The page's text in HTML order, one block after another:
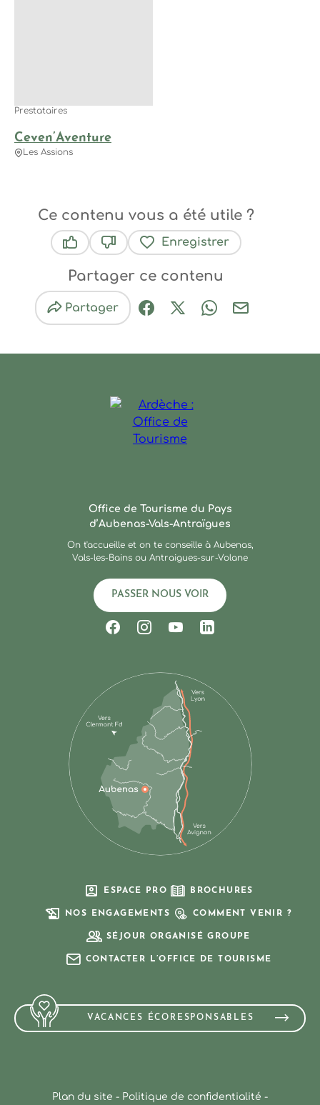
Ceven’Aventure
Prestataires
Les Assions
Ce contenu vous a été utile ?
Enregistrer
Partager ce contenu
Partager
Partager sur Facebook
Partager sur X / Twitter
Partager sur
Partager par
Office de Tourisme du Pays
d’Aubenas-Vals-Antraïgues
On t'accueille et on te conseille à Aubenas,
Vals-les-Bains ou Antraigues-sur-Volane
PASSER NOUS VOIR
Suivez-nous sur Facebook
Suivez-nous sur Instagram
Suivez-nous sur
Suivez-nous sur
ESPACE PRO BROCHURES
NOS ENGAGEMENTS COMMENT VENIR ?
SÉJOUR ORGANISÉ GROUPE
CONTACTER L’OFFICE DE TOURISME
VACANCES ÉCORESPONSABLES
Plan du site - Politique de confidentialité -